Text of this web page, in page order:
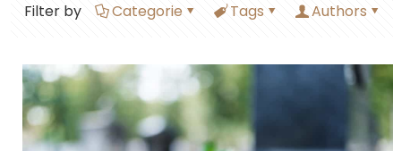
Filter by Categorie Tags Authors